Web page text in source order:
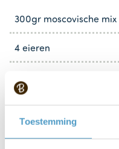
Toestemming
300gr moscovische mix
4 eieren
nogatine nootjes
chocolaatjes